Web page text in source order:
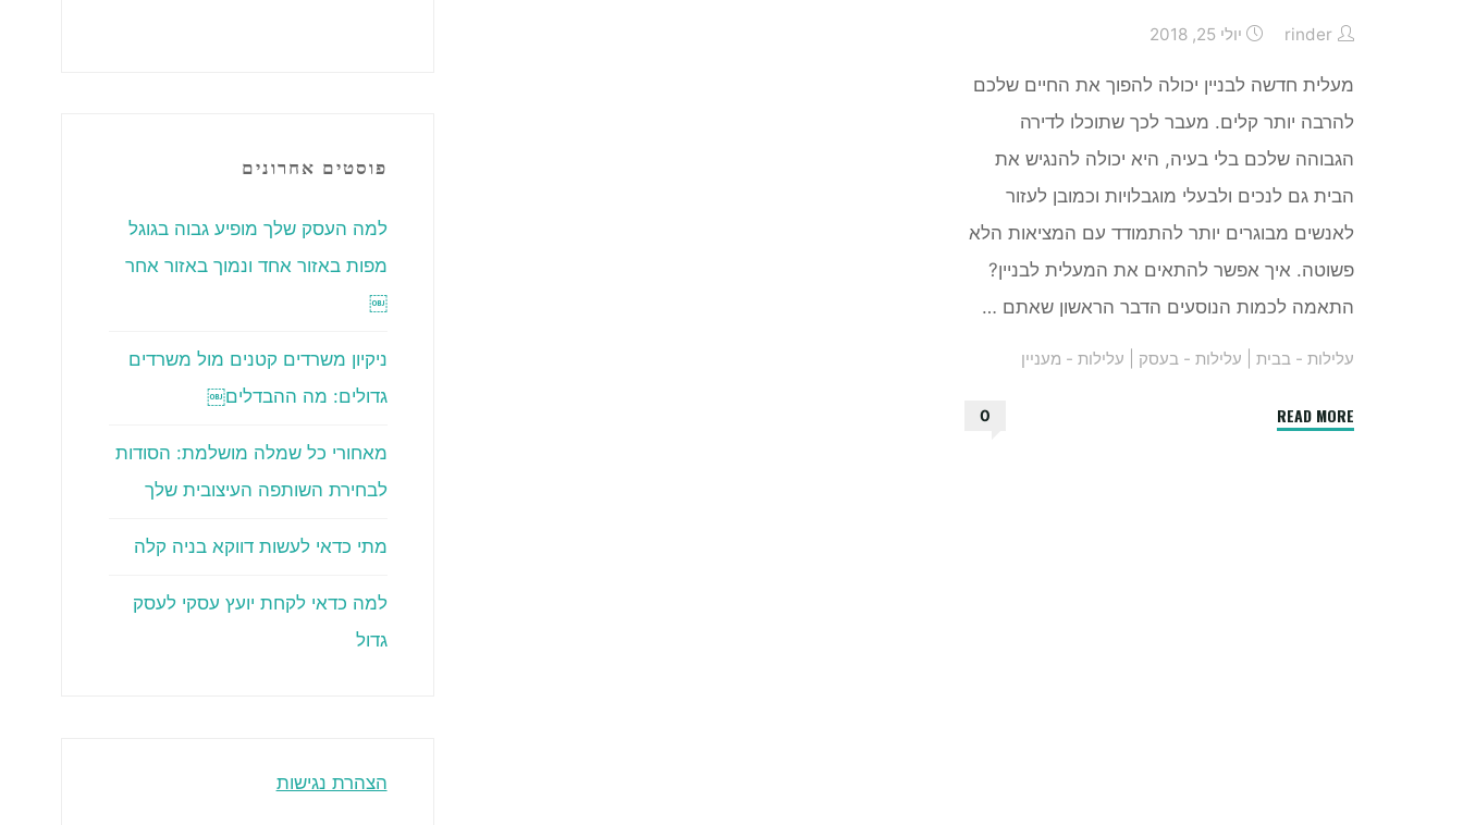
rinder יולי 25, 2018
מעלית חדשה לבניין יכולה להפוך את החיים שלכם
להרבה יותר קלים. מעבר לכך שתוכלו לדירה
הגבוהה שלכם בלי בעיה, היא יכולה להנגיש את
הבית גם לנכים ולבעלי מוגבלויות וכמובן לעזור
לאנשים מבוגרים יותר להתמודד עם המציאות הלא
פשוטה. איך אפשר להתאים את המעלית לבניין?
התאמה לכמות הנוסעים הדבר הראשון שאתם …
עלילות - בבית עלילות - בעסק עלילות - מעניין
READ MORE"איך
0
פוסטים אחרונים
למה העסק שלך מופיע גבוה בגוגל
מפות באזור אחד ונמוך באזור אחר
￼
ניקיון משרדים קטנים מול משרדים
גדולים: מה ההבדלים￼
מאחורי כל שמלה מושלמת: הסודות
לבחירת השותפה העיצובית שלך
מתי כדאי לעשות דווקא בניה קלה
למה כדאי לקחת יועץ עסקי לעסק
גדול
הצהרת נגישות